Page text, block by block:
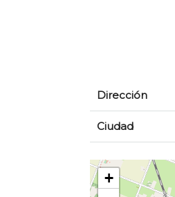
Dirección
Ciudad
+